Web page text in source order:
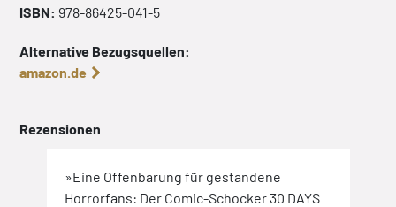
ISBN: 978-86425-041-5
Alternative Bezugsquellen:
amazon.de
Rezensionen
»Eine Offenbarung für gestandene
Horrorfans: Der Comic-Schocker 30 DAYS